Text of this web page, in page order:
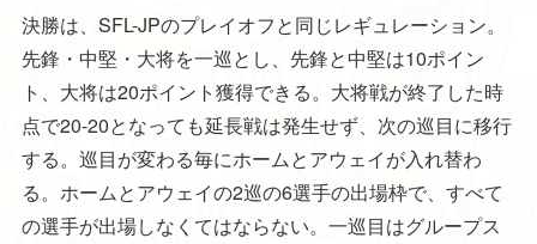
決勝は、SFL-JPのプレイオフと同じレギュレーション。
先鋒・中堅・大将を一巡とし、先鋒と中堅は10ポイン
ト、大将は20ポイント獲得できる。大将戦が終了した時
点で20-20となっても延長戦は発生せず、次の巡目に移行
する。巡目が変わる毎にホームとアウェイが入れ替わ
る。ホームとアウェイの2巡の6選手の出場枠で、すべて
の選手が出場しなくてはならない。一巡目はグループス